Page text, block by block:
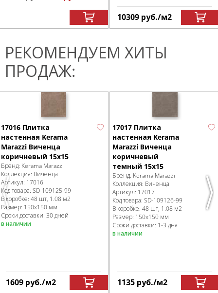
10309 руб./м2
РЕКОМЕНДУЕМ ХИТЫ
ПРОДАЖ:
Previous
17016 Плитка
настенная Kerama
Marazzi Виченца
коричневый 15х15
Бренд: Kerama Marazzi
Коллекция: Виченца
Артикул: 17016
Код товара: SD-109125-99
В коробке: 48 шт, 1.08 м2
Размер: 150x150 мм
Сроки доставки: 30 дней
в наличии
1609 руб./м2
17017 Плитка
настенная Kerama
Marazzi Виченца
коричневый
темный 15х15
Бренд: Kerama Marazzi
Коллекция: Виченца
Артикул: 17017
Код товара: SD-109126-99
В коробке: 48 шт, 1.08 м2
Размер: 150x150 мм
Сроки доставки: 1-3 дня
в наличии
1135 руб./м2